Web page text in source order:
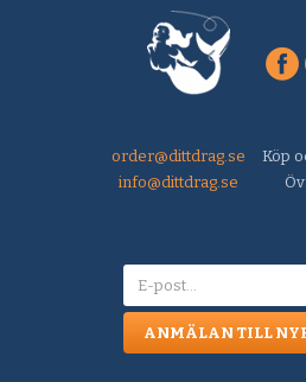
order@dittdrag.se
Köp
info@dittdrag.se
ANMÄLAN TILL